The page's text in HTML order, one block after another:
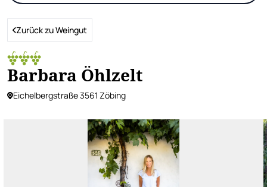
Zurück zu Weingut
Barbara Öhlzelt
Eichelbergstraße 3561 Zöbing